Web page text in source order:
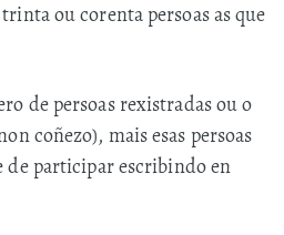
ou corenta persoas as que
de persoas rexistradas ou o
coñezo), mais esas persoas
de participar escribindo en